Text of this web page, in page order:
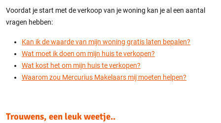
Voordat je start met de verkoop van je woning kan je al een aantal
vragen hebben:
Kan ik de waarde van mijn woning gratis laten bepalen?
Wat moet ik doen om mijn huis te verkopen?
Wat kost het om mijn huis te verkopen?
Waarom zou Mercurius Makelaars mij moeten helpen?
Trouwens, een leuk weetje..